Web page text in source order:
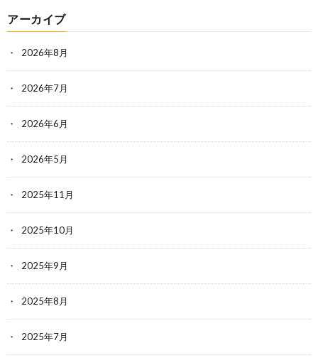
アーカイブ
2026年8月
2026年7月
2026年6月
2026年5月
2025年11月
2025年10月
2025年9月
2025年8月
2025年7月